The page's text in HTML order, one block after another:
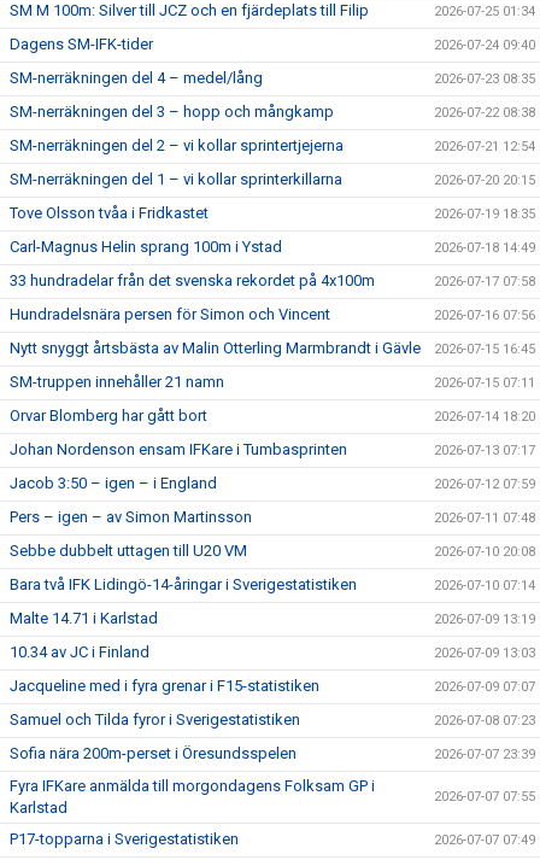
SM M 100m: Silver till JCZ och en fjärdeplats till Filip 2026-07-25 01:34
Dagens SM-IFK-tider 2026-07-24 09:40
SM-nerräkningen del 4 – medel/lång 2026-07-23 08:35
SM-nerräkningen del 3 – hopp och mångkamp 2026-07-22 08:38
SM-nerräkningen del 2 – vi kollar sprintertjejerna 2026-07-21 12:54
SM-nerräkningen del 1 – vi kollar sprinterkillarna 2026-07-20 20:15
Tove Olsson tvåa i Fridkastet 2026-07-19 18:35
Carl-Magnus Helin sprang 100m i Ystad 2026-07-18 14:49
33 hundradelar från det svenska rekordet på 4x100m 2026-07-17 07:58
Hundradelsnära persen för Simon och Vincent 2026-07-16 07:56
Nytt snyggt årtsbästa av Malin Otterling Marmbrandt i Gävle 2026-07-15 16:45
SM-truppen innehåller 21 namn 2026-07-15 07:11
Orvar Blomberg har gått bort 2026-07-14 18:20
Johan Nordenson ensam IFKare i Tumbasprinten 2026-07-13 07:17
Jacob 3:50 – igen – i England 2026-07-12 07:59
Pers – igen – av Simon Martinsson 2026-07-11 07:48
Sebbe dubbelt uttagen till U20 VM 2026-07-10 20:08
Bara två IFK Lidingö-14-åringar i Sverigestatistiken 2026-07-10 07:14
Malte 14.71 i Karlstad 2026-07-09 13:19
10.34 av JC i Finland 2026-07-09 13:03
Jacqueline med i fyra grenar i F15-statistiken 2026-07-09 07:07
Samuel och Tilda fyror i Sverigestatistiken 2026-07-08 07:23
Sofia nära 200m-perset i Öresundsspelen 2026-07-07 23:39
Fyra IFKare anmälda till morgondagens Folksam GP i
Karlstad
2026-07-07 07:55
P17-topparna i Sverigestatistiken 2026-07-07 07:49